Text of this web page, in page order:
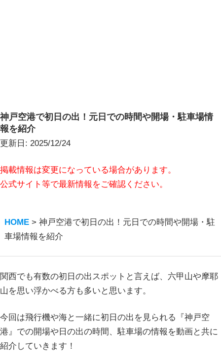
神戸空港で初日の出！元日での時間や開場・駐車場情
報を紹介
更新日: 2025/12/24
掲載情報は変更になっている場合があります。
公式サイト等で最新情報をご確認ください。
HOME> 神戸空港で初日の出！元日での時間や開場・駐
車場情報を紹介
関西でも有数の初日の出スポットと言えば、六甲山や摩耶
山を思い浮かべる方も多いと思います。
今回は飛行機や海と一緒に初日の出を見られる『神戸空
港』での開場や日の出の時間、駐車場の情報を動画と共に
紹介していきます！